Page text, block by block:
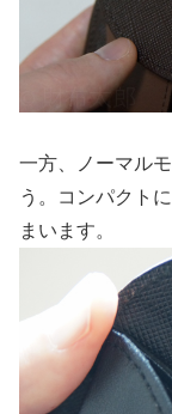
一方、ノーマル
う。コンパクト
まいます。